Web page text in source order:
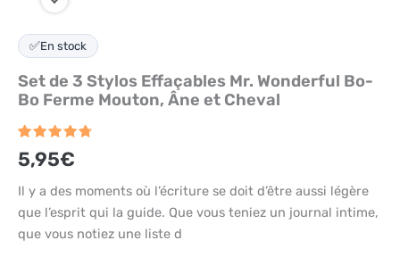
✅En stock
Set de 3 Stylos Effaçables Mr. Wonderful Bo-
Bo Ferme Mouton, Âne et Cheval
Noté 4.8
sur 5
sur
5
notations
client
5,95€
Il y a des moments où l’écriture se doit d’être aussi légère
que l’esprit qui la guide. Que vous teniez un journal intime,
que vous notiez une liste d